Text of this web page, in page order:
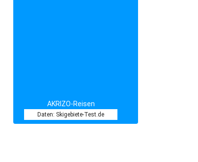
AKRIZO-Reisen
Daten: Skigebiete-Test.de